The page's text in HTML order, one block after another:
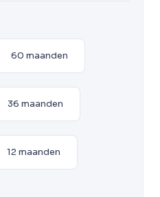
60 maanden
36 maanden
12 maanden